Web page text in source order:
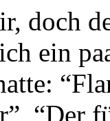
doch
ein
“Der